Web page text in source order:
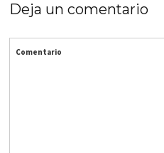
Deja un comentario
Comentario